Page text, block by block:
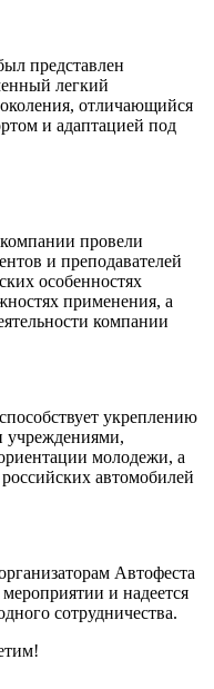
представлен
легкий
отличающийся
и адаптацией под
провели
и преподавателей
особенностях
применения, а
компании
укреплению
учреждениями,
молодежи, а
автомобилей
Автофеста
и надеется
сотрудничества.